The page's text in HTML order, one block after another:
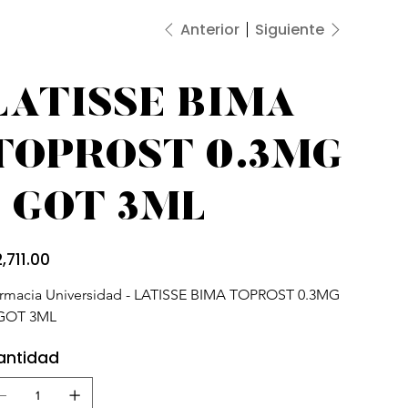
Anterior Siguiente
BIMA
0.3MG
GOT 3ML
Universidad - LATISSE BIMA TOPROST 0.3MG
3ML